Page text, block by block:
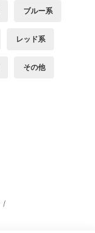
ブルー系
レッド系
その他
/